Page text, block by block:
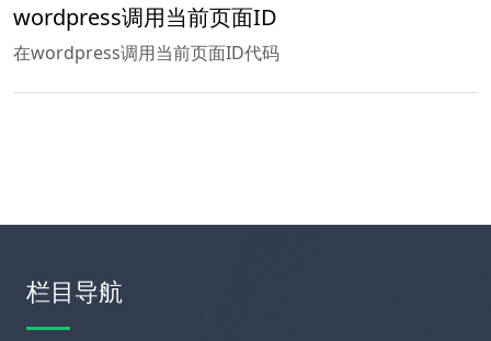
wordpress调用当前页面ID
在wordpress调用当前页面ID代码
栏目导航